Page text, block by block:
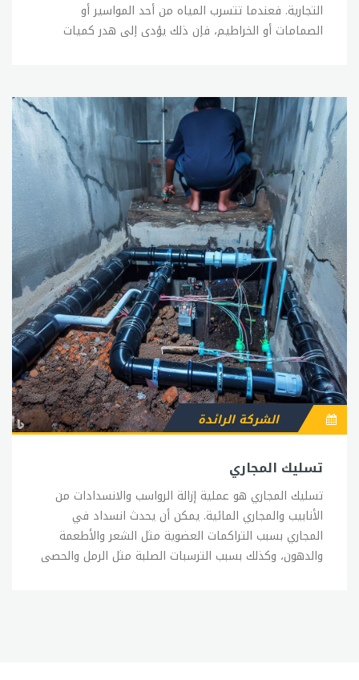
تسليك المجاري
الشركة الرائدة
تسليك المجاري هو عملية إزالة الرواسب والانسدادات من الأنابيب والمجاري المائية. يمكن أن يحدث انسداد في المجاري بسبب التراكمات العضوية مثل الشعر والأطعمة والدهون، وكذلك بسبب الترسبات الصلبة مثل الرمل والحصى والحجارة. وتتسبب هذه التراكمات والترسبات في عدم تصريف المياه بشكل صحيح، مما يؤدي إلى انسداد المجاري وتسرب المياه والروائح الكريهة. تعد عملية تسليك المجاري ضرورية للحفاظ على صحة ونظافة البيئة المحيطة وللحفاظ على سلامة المباني والمنشآت. وتتوفر العديد من الطرق لتسليك المجاري، بما في ذلك: استخدام المكانس الهوائية: تعتمد هذه الطريقة على إدخال الهواء الضغط إلى المجاري لإزالة الانسدادات. استخدام الكيماويات: تستخدم الكيماويات لإزالة الترسبات والرواسب في المجاري، ولكن يجب استخدامها بحذر، حيث يمكن أن تسبب تآكل للأنابيب والأضرار للبيئة. استخدام الأدوات اليدوية: تعتمد هذه الطريقة على استخدام الأدوات الخاصة مثل السحابات والمناشير لإزالة الانسدادات. استخدام الهيدروليك: تستخدم هذه الطريقة الماء الضغط لإزالة الانسدادات والترسبات في المجاري. استخدام الكاميرات: تستخدم الكاميرات الخاصة للتحقق من وجود الانسدادات ولتحديد موقعها في المجاري. يجب أن يتم تنفيذ عملية تسليك المجاري بحذر وعناية، حيث يمكن أن تتسبب الأدوات الخاصة بالتسليك في إحداث تلف في الأنابيب والمجاري. ويجب أن يتم التأكد من عدم وجود أي مواد كيميائية ضارة تغسل إلى المجاري بعد الانتهاء من العملية. بشكل عام، فإن تسليك المجاري يعد عملية ضرورية للحفاظ على صحة ونظافة البيئة المحيطة وللحفاظ على سلامة المباني والمنشآت. ويجب أن يتم تنفيذها بحذر وعناية لتفادي أي أضرار غير مقصودة.شركة تسليك مجاريتعد شركات تسليك المجاري من الشركات الهامة في مجال الصيانة والخدمات المنزلية، حيث تقدم هذه الشركات خدمات تنظيف وتسليك المجاري وإصلاح الأعطال فيها. وتعد هذه الشركات مهمة جداً في الحفاظ على صحة ونظافة البيئة المحيطة، وللمحافظة على سلامة وصحة المنازل والمباني. تقوم شركات تسليك المجاري بتوفير خدمات متنوعة لعملائها، بما في ذلك: تنظيف المجاري: حيث يتم استخدام أدوات ومعدات متخصصة لتنظيف المجاري من الترسبات والرواسب والأوساخ. تسليك المجاري: حيث يتم استخدام أدوات خاصة لإزالة الانسدادات والترسبات في المجاري. إصلاح الأعطال: حيث يتم إصلاح الأعطال في المجاري، مثل تسرب المياه والتلف في الأنابيب وغيرها. الوقاية من المشاكل المستقبلية: حيث يتم توفير نصائح وإرشادات للعملاء حول كيفية الحفاظ على المجاري وتجنب المشاكل في المستقبل. تتميز شركات تسليك المجاري بالكفاءة والخبرة في هذا المجال، حيث تستخدم أحدث التقنيات والمعدات لتقديم خدمات ذات جودة عالية. كما تعمل هذه الشركات بشكل مستمر على تدريب موظفيها على أحدث الأساليب والتقنيات لتقديم خدمات أفضل للعملاء. ومن أهم مزايا العمل مع شركات تسليك المجاري هو الاستجابة السريعة والفورية للعملاء، حيث تعمل هذه الشركات على تقديم الخدمات في أسرع وقت ممكن، وذلك للحفاظ على سلامة وصحة المنازل والمباني. وبشكل عام، فإن شركات تسليك المجاري تلعب دوراً هاماً في حفاظ المنازل والمباني على صحتها وسلامتها، وتوفير بيئة نظيفة وصحية للعيش فيها. ويجب على العملاء الاختيار بعناية للشركات التي يتعاملون معها، والتأكد من جودة الخدمات التي تقدمها وخبرتها في هذا المجال.تسليك مجاري المطبختعتبر مجاري المطبخ من الأماكن الأكثر عرضة للازدحام والتسربات، حيث يتراكم فيها الدهون والأطعمة والشعر وغيرها من الأشياء التي يتم إلقاؤها في المصارف. ويمكن لهذه التراكمات أن تؤدي إلى انسداد المجاري وتسرب المياه، مما يتسبب في حدوث أضرار جسيمة للمنزل والممتلكات. لذلك، يجب الاهتمام بتسليك مجاري المطبخ بشكل دوري، ويمكن القيام بذلك بأكثر من طريقة، بما في ذلك: استخدام الماء الساخن والملح: يمكن استخدام الماء الساخن والملح لإزالة التراكمات الدهنية في المجاري، حيث يتم إضافة كمية كافية من الملح إلى الماء الساخن وصبها في المصارف لإزالة التراكمات. استخدام خل الخمر: يمكن استخدام خل الخمر لإزالة التراكمات في المجاري، حيث يتم إضافة كمية مناسبة من الخل إلى المصارف وتركها لبضع دقائق قبل غسلها بالماء الساخن. استخدام البيكنج صودا: يمكن استخدام البيكنج صودا لإزالة التراكمات في المجاري، حيث يتم إضافة كمية مناسبة من البيكنج صودا إلى المصارف وصب الماء الساخن عليها. استخدام المكانس الهوائية: يمكن استخدام المكانس الهوائية لإزالة التراكمات في المجاري، حيث تستخدم هذه الأدوات لإزالة الأوساخ الصلبة والمتراكمة في المجاري. وعلى الرغم من أن هذه الطرق يمكن استخدامها لتسليك مجاري المطبخ بشكل دوري، إلا أنه ينصح بالتعاقد مع شركات متخصصة في تسليك المجاري لضمان الحصول على خدمات محترفة وفعالة. ويمكن لشركات تسليك المجاري استخدام أحدث التقنيات والمعدات لتنظيف المجاري بشكل فعال وإزالة الانسدادات والتراكمات بشكل دائم. وبشكل عام، فإن تسليك مجاري المطبخ يعتبر جزءاً هاماً من الصيانة الدورية للمنزل، ويساعد على الحفاظ على صحة ونظافة المنزل والحماية من التسربات والأضرار الناتجة عنها.تسليك مجاري بالضغطتسليك المجاري بالضغط هي عملية تستخدم فيها ضغط الماء لإزالة الانسدادات والتراكمات في المجاري. وتعتبر هذه الطريقة فعالة جداً في إزالة الانسدادات الصلبة والعنيدة في المجاري، وتستخدم على نطاق واسع في شركات تسليك المجاري والصيانة المنزلية. تتم عملية تسليك المجاري بالضغط عن طريق إدخال خرطوم ذو رأس مدبب في المجاري، ويتم توصيل الخرطوم بجهاز ضغط الماء لإضافة الضغط اللازم لإزالة التراكمات والانسدادات. ويتم استخدام الماء بضغط عالي لدفع الانسدادات خارج المجاري. يتميز تسليك المجاري بالضغط بعدة مزايا، بما في ذلك: فعالية عالية: حيث تعتبر هذه الطريقة فعالة جداً في إزالة الانسدادات والتراكمات الصلبة والعنيدة في المجاري. سرعة العمل: حيث تعمل طريقة تسليك المجاري بالضغط بشكل سريع وفعال، مما يساعد على إزالة الانسدادات بسرعة وبدقة. عدم الحاجة إلى الكيماويات القوية: حيث تعتمد هذه الطريقة على استخدام الماء فقط، وبالتالي فإنها لا تحتاج إلى استخدام الكيماويات القوية التي قد تكون ضارة على المجاري والبيئة. الأمان: حيث لا تسبب طريقة تسليك المجاري بالضغط أي أضرار على المجاري أو الأنابيب، وبالتالي فإنها تعد طريقة آمنة وفعالة لتسليك المجاري. وعلى الرغم من فعالية طريقة تسليك المجاري بالضغط، إلا أنه ينصح بالتعاقد مع شركات متخصصة في تسليك المجاري لضمان الحصول على خدمات محترفة وفعالة. ويمكن لشركات تسليك المجاري استخدام أحدث التقنيات والمعدات لتنظيف المجاري بشكل فعال وإزالة الانسدادات والتراكمات بشكل دائم. وبشكل عام، فإن تسليك المجاري بالضغط هي طريقة فعالة وآمنة لإزالة الانسدادات والتراكمات في المجاري، وتساعد على الحفاظ على صحة ونظافة المنزل والحماية من التسربات والأضرار الناتجة عنها.شركة تسليك مجاري بالاحساءتعتبر تسليك المجاري من الخدمات الأساسية التي يحتاجها المنزل في الأحساء، وتعتبر شركات تسليك المجاري من أهم الخدمات التي يمكن الاستفادة منها للحفاظ على الصحة والنظافة في المنزل. وتوجد العديد من شركات تسليك المجاري في الأحساء، ومن بينها: شركة تسليك مجاري الأحساء: تعتبر هذه الشركة واحدة من أفضل الشركات في مجال تسليك المجاري في الأحساء، حيث تعمل على تقديم خدمات تسليك المجاري بأحدث الأساليب والتقنيات، وتستخدم المعدات الحديثة للتأكد من أن المجاري قد تم تنظيفها بشكل جيد وإزالة الانسدادات بشكل فعال. شركة الأحساء لتسليك المجاري: تعتبر هذه الشركة أيضاً من بين أفضل شركات تسليك المجاري في الأحساء، حيث تعمل على تقديم خدمات تسليك المجاري بجودة وكفاءة عالية، وتستخدم أحدث التقنيات والمعدات لتنظيف المجاري بشكل فعال وإزالة الانسدادات بشكل دائم. شركة الأمانة لتسليك المجاري: تعتبر هذه الشركة من أهم الشركات في مجال تسليك المجاري في الأحساء، حيث تعمل على تقديم خدمات تسليك المجاري بجودة وكفاءة عالية، وتستخدم المعدات الحديثة والتقنيات الحديثة لتنظيف المجاري بشكل فعال وإزالة الانسدادات بشكل دائم. شركة الرياض لتسليك المجاري: تعد هذه الشركة من أفضل شركات تسليك المجاري في الأحساء، حيث تتميز بخبرتها الواسعة واستخدامها لأحدث التقنيات والمعدات في تنظيف المجاري وإزالة الانسدادات بشكل فعال. وتتميز شركات تسليك المجاري في الأحساء بتقديم خدمات متنوعة وشاملة، تشمل تنظيف المجاري وتسليكها وإزالة الانسدادات بشكل فعال، وذلك بفضل استخدامها لأحدث التقنيات والمعدات والأدوات المتطورة. كما تعمل هذه الشركات على توفير خدمات الصيانة الدورية للمجاري، وذلك للحفاظ على نظافتها وضمان عدم حدوث أي انسدادات أو تسربات في المستقبل. وبشكل عام، فإن شركات تسليك المجاري في الأحساء تعتبر من الخدمات الأساسية التي يحتاجها المنزل، وتستخدم أحدث التقنيات والمعدات لتنظيف المجاري بشكل فعال وإزالة الانسدادات بشكل دائم. ويمكن للأفراد الاعتماد على هذه الشركات للحفاظ على صحة ونظافة المنزل والحماية من التسربات والأضرار الناتجة عنها.شركه تسليك مجاري بالاحساءتعتبر شركة تسليك مجاري بالأحساء واحدة من أفضل الشركات التي تقدم خدمات تسليك المجاري في المملكة العربية السعودية. تتميز الشركة بخبرتها الواسعة في هذا المجال واستخدامها لأحدث التقنيات والمعدات في تنظيف المجاري وإزالة الانسدادات بشكل فعال. تقوم شركة تسليك مجاري بالأحساء بتقديم خدمات متنوعة وشاملة لتنظيف المجاري وتسليكها وإزالة الانسدادات بشكل فعال، وذلك باستخدام أحدث التقنيات والمعدات والأدوات المتطورة. كما تعمل الشركة على توفير خدمات الصيانة الدورية للمجاري، وذلك للحفاظ على نظافتها وضمان عدم حدوث أي انسدادات أو تسربات في المستقبل. تتميز شركة تسليك مجاري بالأحساء بفريق عمل مدرب ومؤهل تأهيلاً عالياً، حيث يتم اختيار الموظفين بعناية فائقة وتدريبهم على أحدث التقنيات والأساليب في تنظيف المجاري وإزالة الانسدادات. ويتميز فريق العمل بالشركة بالكفاءة والاحترافية والسرعة في الاستجابة لطلبات العملاء. تعد شركة تسليك مجاري بالأحساء من الشركات الرائدة في مجال تسليك المجاري في المملكة العربية السعودية، حيث تضمن لعملائها الحصول على خدمات عالية الجودة والكفاءة. ويمكن للعملاء التواصل مع الشركة على مدار الساعة لطلب الخدمات المتعلقة بتنظيف المجاري وتسليكها وإزالة الانسدادات بشكل فعال. وعلاوة على ذلك، فإن شركة تسليك مجاري بالأحساء تهتم بتقديم خدمات عالية الجودة بأسعار تنافسية، وتضمن للعملاء الحصول على أفضل الخدمات بأفضل الأسعار. وتعتبر الشركة من أهم الخيارات التي يمكن للعملاء الاعتماد عليها للحفاظ على نظافة المنزل والحماية من التسربات والأضرار الناتجة عنها. وبشكل عام، فإن شركة تسليك مجاري بالأحساء تعتبر خياراً ممتازاً للعملاء الذين يبحثون عن خدمات تسليك المجاري عالية الجودة والكفاءة. وتضمن الشركة الحصول على خدمات متميزة وفعالة في تنظيف المجاري وإزالة الانسدادات بشكل دائم، مما يجعلها من الشركات الرائدة في هذا المجال في المملكة العربية السعودية.الاسيد للمجارييُعد الأسيد أحد المواد الكيميائية التي تستخدم في تنظيف وتسليك المجاري. وعلى الرغم من أن استخدام الأسيد في تنظيف المجاري قد يكون فعالاً في بعض الحالات، إلا أنه يمكن أن يسبب بعض المشاكل والأضرار إذا لم يتم استخدامه بشكل صحيح. يتم استخدام الأسيد في تنظيف المجاري بسبب قدرته على ذوبان الدهون والزيوت والرواسب الأخرى التي تتراكم في الأنابيب. وعندما يتم استخدام الأسيد بشكل صحيح، فإنه يمكن أن يزيل تلك الرواسب ويعيد الأنابيب إلى حالتها الطبيعية. ومع ذلك، يجب الحذر عند استخدام الأسيد في تنظيف المجاري، حيث أنه يمكن أن يسبب بعض المشاكل إذا لم يتم استخدامه بشكل صحيح. عند استخدام الأسيد في تنظيف المجاري، يجب اتباع بعض الإجراءات الوقائية لحماية الأنابيب والمستخ